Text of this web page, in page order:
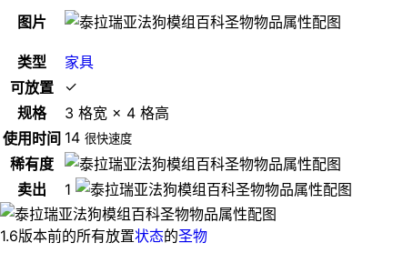
图片
类型
家具
可放置
✓
规格
3 格宽 × 4 格高
使用时间 14 很快速度
稀有度
卖出
1
1.6版本前的所有放置状态的圣物